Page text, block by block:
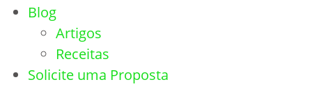
Blog
Artigos
Receitas
Solicite uma Proposta